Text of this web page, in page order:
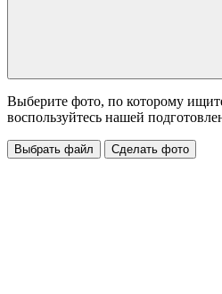
Выберите фото, по которому
воспользуйтесь нашей
Выбрать файл Сделать фото